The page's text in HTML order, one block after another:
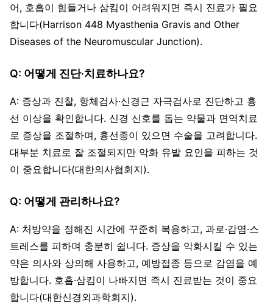
어, 호흡이 힘들거나 삼킴이 어려워지면 즉시 진료가 필요
합니다(Harrison 448 Myasthenia Gravis and Other
Diseases of the Neuromuscular Junction).
Q: 어떻게 진단·치료하나요?
A: 증상과 진찰, 항체검사·신경근 자극검사로 진단하고 흉
선 이상을 확인합니다. 신경 신호를 돕는 약물과 면역치료
로 증상을 조절하며, 흉선종이 있으면 수술을 고려합니다.
대부분 치료로 잘 조절되지만 악화 유발 요인을 피하는 것
이 중요합니다(대한의사협회지).
Q: 어떻게 관리하나요?
A: 처방약을 정해진 시간에 꾸준히 복용하고, 과로·감염·스
트레스를 피하며 충분히 쉽니다. 증상을 악화시킬 수 있는
약은 의사와 상의해 사용하고, 예방접종 등으로 감염을 예
방합니다. 호흡·삼킴이 나빠지면 즉시 진료받는 것이 중요
합니다(대한신경외과학회지).